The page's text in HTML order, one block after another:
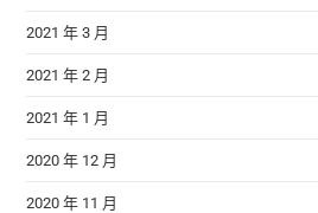
2021 年 3 月
2021 年 2 月
2021 年 1 月
2020 年 12 月
2020 年 11 月